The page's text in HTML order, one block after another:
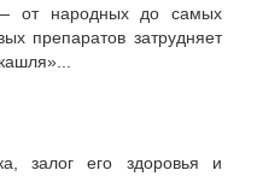
— от народных до самых
препаратов затрудняет
залог его здоровья и